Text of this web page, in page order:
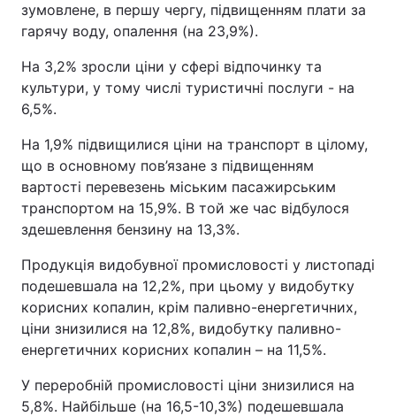
зумовлене, в першу чергу, підвищенням плати за
гарячу воду, опалення (на 23,9%).
На 3,2% зросли ціни у сфері відпочинку та
культури, у тому числі туристичні послуги - на
6,5%.
На 1,9% підвищилися ціни на транспорт в цілому,
що в основному пов’язане з підвищенням
вартості перевезень міським пасажирським
транспортом на 15,9%. В той же час відбулося
здешевлення бензину на 13,3%.
Продукція видобувної промисловості у листопаді
подешевшала на 12,2%, при цьому у видобутку
корисних копалин, крім паливно-енергетичних,
ціни знизилися на 12,8%, видобутку паливно-
енергетичних корисних копалин – на 11,5%.
У переробній промисловості ціни знизилися на
5,8%. Найбільше (на 16,5-10,3%) подешевшала